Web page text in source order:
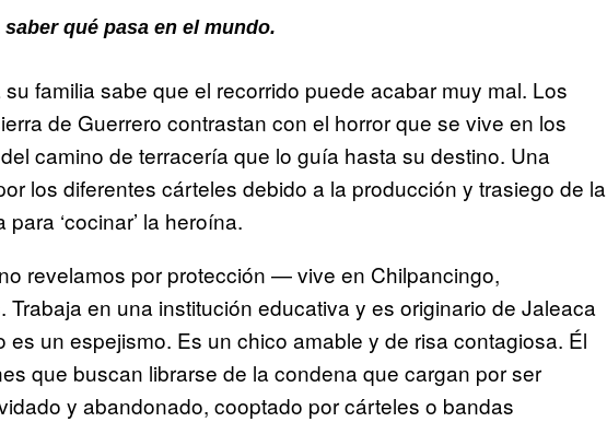
qué pasa en el mundo.
su familia sabe que el recorrido puede acabar muy mal. Los
de Guerrero contrastan con el horror que se vive en los
camino de terracería que lo guía hasta su destino. Una
los diferentes cárteles debido a la producción y trasiego de la
‘cocinar’ la heroína.
revelamos por protección — vive en Chilpancingo,
Trabaja en una institución educativa y es originario de Jaleaca
es un espejismo. Es un chico amable y de risa contagiosa. Él
que buscan librarse de la condena que cargan por ser
y abandonado, cooptado por cárteles o bandas